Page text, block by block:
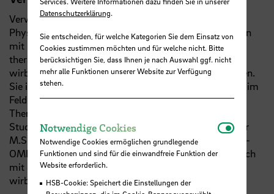
Verw. Prof.Camilla Kapitza ist seit 22 Jahren
Physiotherapeutin und arbeitet primär mit PatientInnen
mit muskuloskelettalen Beschwerden, zu ihren
therapeutischen Interessengebieten zählen
wirbelsäulenbedingte sowie neuropathische Schmerzen.
Sie ist Dozentin an der Hochschule Osnabrück, wo sie im
Feld Clinical Reasoning und Untersuchung- und
Therapieverfahren lehrt. Zudem ist sie
Studiengangbeauftragte für den Weiterbildungsmaster
M.Sc. Muskuloskelettale Therapie (Manuelle Therapie -
OMPT). Im Rahmen ihrer Promotion beschäftigt sie sich
mit dem Thema der Klassifizierung von
wirbelsäulenbedingten Armschmerzen.
Datenschutzerklärung.
Sie entscheiden, für welche Kategorien Sie dem Einsatz von
Cookies zustimmen möchten und für welche nicht. Bitte
berücksichtigen Sie, dass Ihnen je nach Auswahl ggf. nicht
mehr alle Funktionen unserer Website zur Verfügung
stehen.
Notwendige Cookies
Notwendige Cookies ermöglichen grundlegende
Funktionen und sind für die einwandfreie Funktion der
Website erforderlich.
HSB-Cookie: Speichert die Einstellungen der